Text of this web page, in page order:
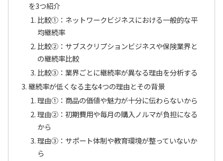
を3つ紹介
比較①：ネットワークビジネスにおける一般的な平
均継続率
比較②：サブスクリプションビジネスや保険業界と
の継続率比較
比較③：業界ごとに継続率が異なる理由を分析する
継続率が低くなる主な4つの理由とその背景
理由①：商品の価値や魅力が十分に伝わらないから
理由②：初期費用や毎月の購入ノルマが負担になる
から
理由③：サポート体制や教育環境が整っていないか
ら